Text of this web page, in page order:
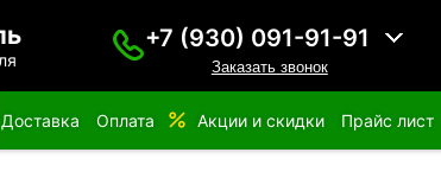
+7 (930) 091-91-91
Заказать звонок
Доставка Оплата Акции и скидки Прайс лист